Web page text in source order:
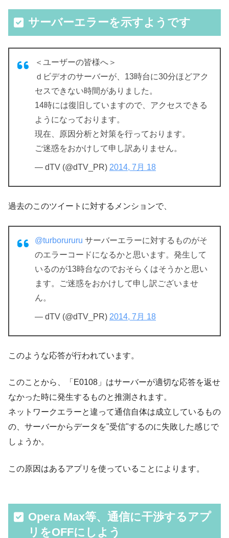
サーバーエラーを示すようです
＜ユーザーの皆様へ＞
ｄビデオのサーバーが、13時台に30分ほどアク
セスできない時間がありました。
14時には復旧していますので、アクセスできる
ようになっております。
現在、原因分析と対策を行っております。
ご迷惑をおかけして申し訳ありません。
— dTV (@dTV_PR) 2014, 7月 18
過去のこのツイートに対するメンションで、
@turborururu サーバーエラーに対するものがそ
のエラーコードになるかと思います。発生して
いるのが13時台なのでおそらくはそうかと思い
ます。ご迷惑をおかけして申し訳ございませ
ん。
— dTV (@dTV_PR) 2014, 7月 18
このような応答が行われています。
このことから、「E0108」はサーバーが適切な応答を返せ
なかった時に発生するものと推測されます。
ネットワークエラーと違って通信自体は成立しているもの
の、サーバーからデータを"受信"するのに失敗した感じで
しょうか。
この原因はあるアプリを使っていることによります。
Opera Max等、通信に干渉するアプ
リをOFFにしよう